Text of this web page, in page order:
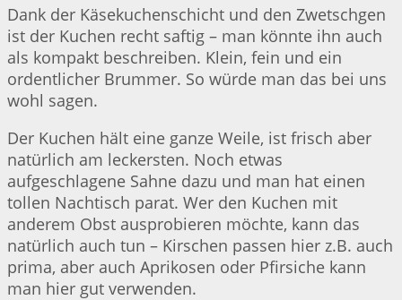
Dank der Käsekuchenschicht und den Zwetschgen
ist der Kuchen recht saftig – man könnte ihn auch
als kompakt beschreiben. Klein, fein und ein
ordentlicher Brummer. So würde man das bei uns
wohl sagen.
Der Kuchen hält eine ganze Weile, ist frisch aber
natürlich am leckersten. Noch etwas
aufgeschlagene Sahne dazu und man hat einen
tollen Nachtisch parat. Wer den Kuchen mit
anderem Obst ausprobieren möchte, kann das
natürlich auch tun – Kirschen passen hier z.B. auch
prima, aber auch Aprikosen oder Pfirsiche kann
man hier gut verwenden.